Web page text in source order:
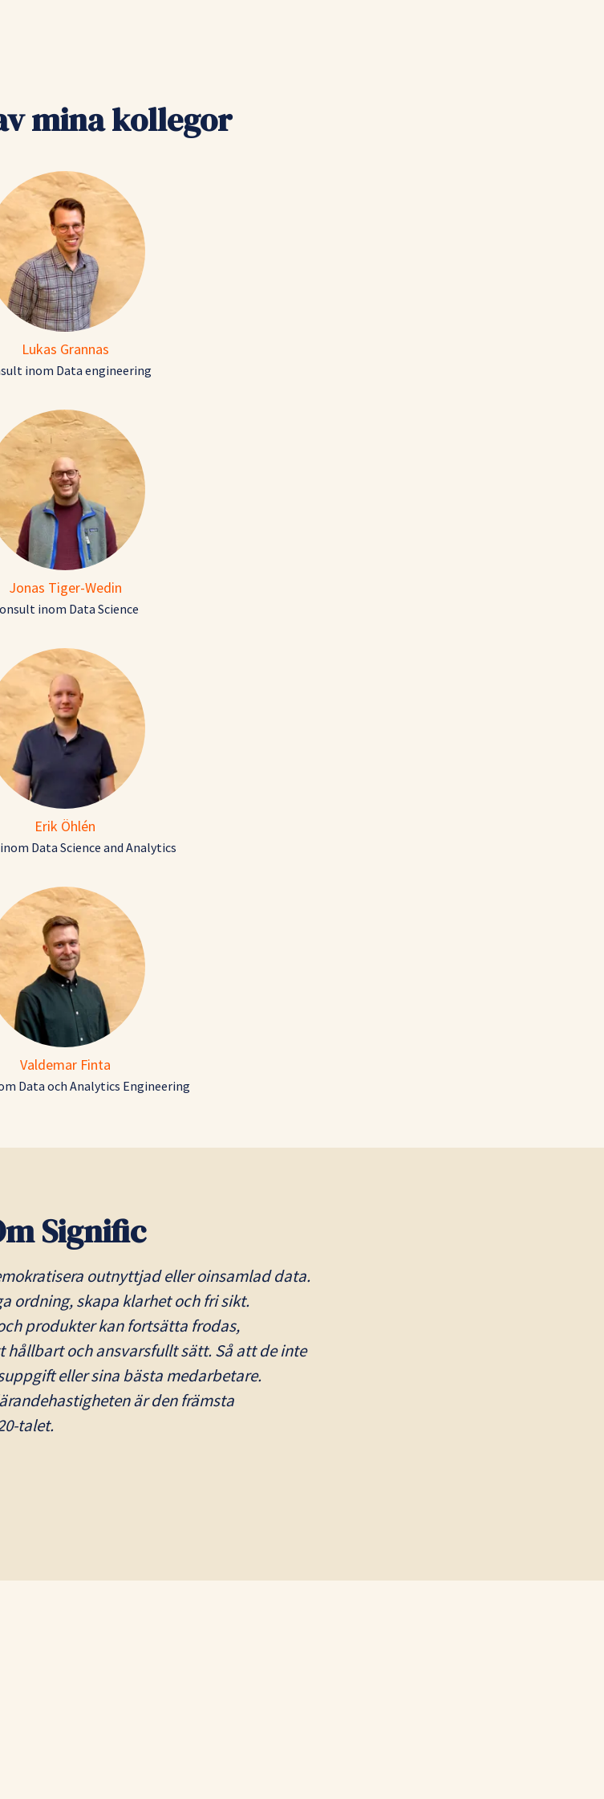
mina kollegor
Lukas Grannas
inom Data engineering
Jonas Tiger-Wedin
inom Data Science
Erik Öhlén
Data Science and Analytics
Valdemar Finta
Data och Analytics Engineering
Signific
outnyttjad eller oinsamlad data.
ordning, skapa klarhet och fri sikt.
produkter kan fortsätta frodas,
hållbart och ansvarsfullt sätt. Så att de inte
eller sina bästa medarbetare.
är den främsta
talet.